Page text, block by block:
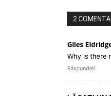
2
Giles
Why is there
Răspundeți